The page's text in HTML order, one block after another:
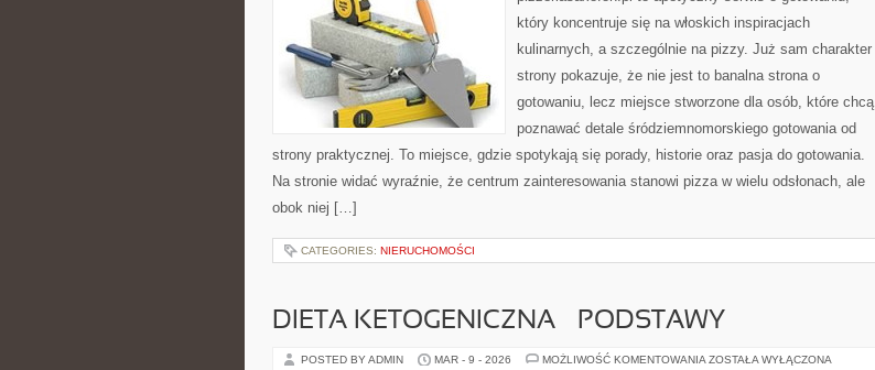
który koncentruje się na włoskich inspiracjach
kulinarnych, a szczególnie na pizzy. Już sam charakter
strony pokazuje, że nie jest to banalna strona o
gotowaniu, lecz miejsce stworzone dla osób, które chcą
poznawać detale śródziemnomorskiego gotowania od
strony praktycznej. To miejsce, gdzie spotykają się porady, historie oraz pasja do gotowania.
Na stronie widać wyraźnie, że centrum zainteresowania stanowi pizza w wielu odsłonach, ale
obok niej […]
CATEGORIES: NIERUCHOMOŚCI
DIETA KETOGENICZNA – PODSTAWY
POSTED BY ADMIN MAR - 9 - 2026 MOŻLIWOŚĆ KOMENTOWANIA DIETA
ZOSTAŁA WYŁĄCZONA